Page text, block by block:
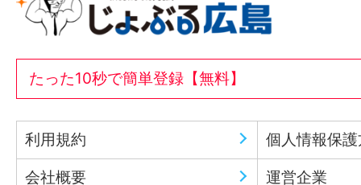
たった10秒で簡単登録【無料】
利用規約 個人情報保
会社概要 運営企業